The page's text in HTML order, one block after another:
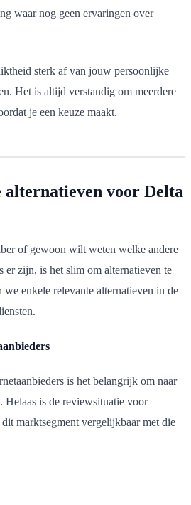
waar nog geen ervaringen over
sterk af van jouw persoonlijke
Het is altijd verstandig om meerdere
je een keuze maakt.
alternatieven voor Delta
of gewoon wilt weten welke andere
er zijn, is het slim om alternatieven te
enkele relevante alternatieven in de
is het belangrijk om naar
Helaas is de reviewsituatie voor
marktsegment vergelijkbaar met die